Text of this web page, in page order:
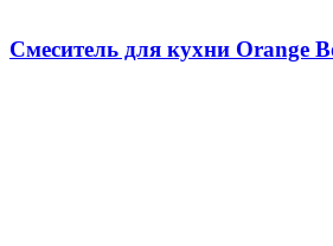
Смеситель для кухни Orange